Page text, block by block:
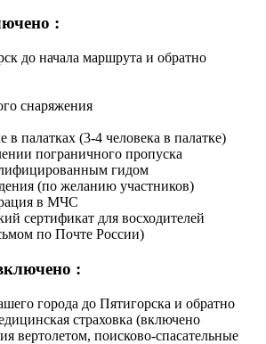
:
до начала маршрута и обратно
снаряжения
палатках (3-4 человека в палатке)
пограничного пропуска
гидом
(по желанию участников)
в МЧС
сертификат для восходителей
по Почте России)
:
города до Пятигорска и обратно
страховка (включено
вертолетом, поисково-спасательные